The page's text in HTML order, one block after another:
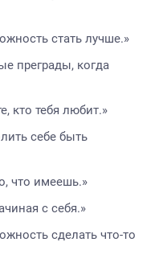
стать лучше.»
преграды, когда
кто тебя любит.»
себе быть
что имеешь.»
с себя.»
сделать что-то